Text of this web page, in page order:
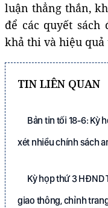
luận thẳng thắn,
để các quyết
khả thi và hiệu
TIN LIÊN QUAN
Bản tin tối 18-6: Kỳ
xét nhiều chính sách
Kỳ họp thứ 3 HĐND
giao thông, chỉnh